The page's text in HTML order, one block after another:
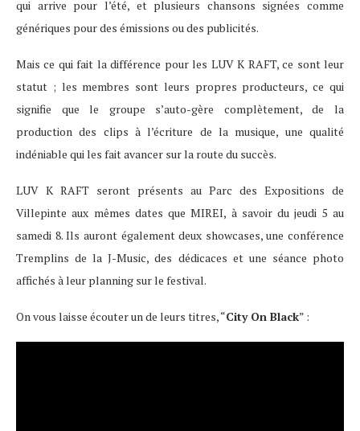
qui arrive pour l’été, et plusieurs chansons signées comme
génériques pour des émissions ou des publicités.
Mais ce qui fait la différence pour les LUV K RAFT, ce sont leur
statut ; les membres sont leurs propres producteurs, ce qui
signifie que le groupe s’auto-gère complètement, de la
production des clips à l’écriture de la musique, une qualité
indéniable qui les fait avancer sur la route du succès.
LUV K RAFT seront présents au Parc des Expositions de
Villepinte aux mêmes dates que MIREI, à savoir du jeudi 5 au
samedi 8. Ils auront également deux showcases, une conférence
Tremplins de la J-Music, des dédicaces et une séance photo
affichés à leur planning sur le festival.
On vous laisse écouter un de leurs titres, “City On Black” :